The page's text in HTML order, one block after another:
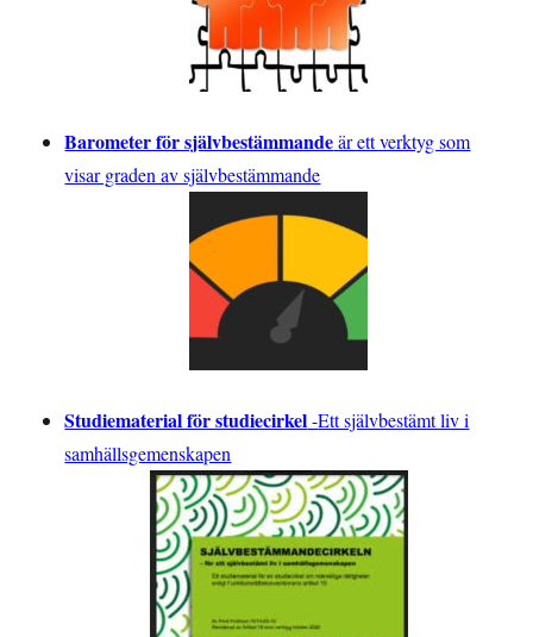
Barometer för självbestämmandeär ett verktyg som
visar graden av självbestämmande
Studiematerial för studiecirkel-Ett självbestämt liv i
samhällsgemenskapen